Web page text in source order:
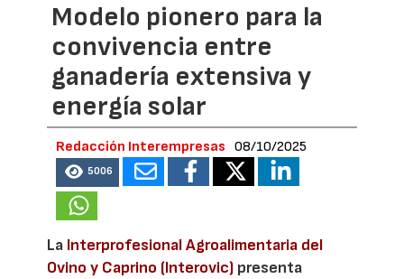
Modelo pionero para la
convivencia entre
ganadería extensiva y
energía solar
Redacción Interempresas 08/10/2025
5006
La Interprofesional Agroalimentaria del
Ovino y Caprino (Interovic) presenta